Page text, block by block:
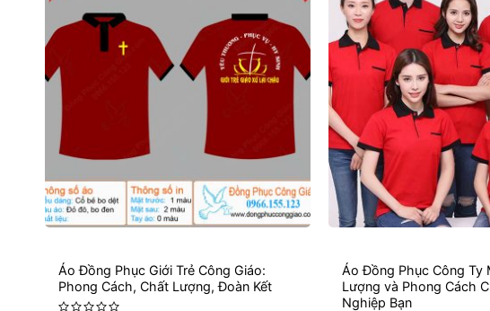
Áo Đồng Phục Giới Trẻ Công Giáo:
Phong Cách, Chất Lượng, Đoàn Kết
Áo Đồng Phục Công Ty
Lượng và Phong Cách
Nghiệp Bạn